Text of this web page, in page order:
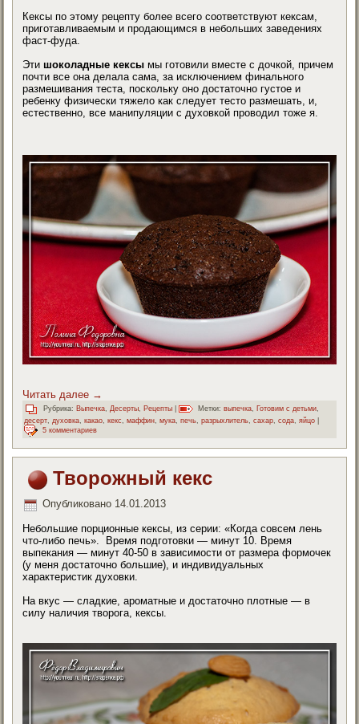
Кексы по этому рецепту более всего соответствуют кексам,
приготавливаемым и продающимся в небольших заведениях
фаст-фуда.
Эти шоколадные кексы мы готовили вместе с дочкой, причем
почти все она делала сама, за исключением финального
размешивания теста, поскольку оно достаточно густое и
ребенку физически тяжело как следует тесто размешать, и,
естественно, все манипуляции с духовкой проводил тоже я.
Читать далее →
Рубрика: Выпечка,Десерты, Рецепты Метки: выпечка, Готовим с детьми,
десерт
духовка ,какао ,кекс ,маффин ,мука ,печь ,разрыхлитель ,сахар ,сода ,яйцо
5 комментариев
Творожный кекс
Опубликовано 14.01.2013
Небольшие порционные кексы, из серии: «Когда совсем лень
что-либо печь». Время подготовки — минут 10. Время
выпекания — минут 40-50 в зависимости от размера формочек
(у меня достаточно большие), и индивидуальных
характеристик духовки.
На вкус — сладкие, ароматные и достаточно плотные — в
силу наличия творога, кексы.